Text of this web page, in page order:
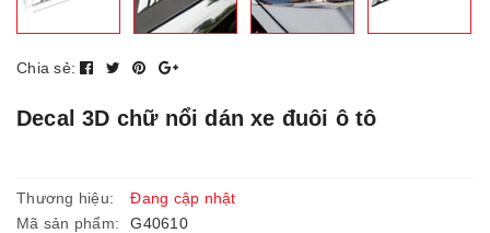
Chia sẻ:
Decal 3D chữ nổi dán xe đuôi ô tô
Thương hiệu:
Đang cập nhật
Mã sản phẩm:
G40610